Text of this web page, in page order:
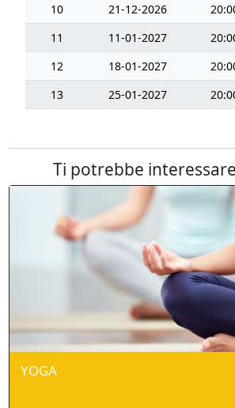
10
21-12-2026
11
11-01-2027
12
18-01-2027
13
25-01-2027
Ti potrebbe
YOGA